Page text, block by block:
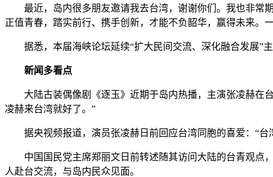
最近，岛内很多朋友邀请我去台湾，谢谢你们。我也非常期
正值青春，踏实前行、携手创新，才能不负韶华，赢得未来。
据悉，本届海峡论坛延续“扩大民间交流、深化融合发展”主
新闻多看点
大陆古装偶像剧《逐玉》近期于岛内热播，主演张凌赫在台
凌赫来台湾就好了。”
据央视频报道，演员张凌赫日前回应台湾同胞的喜爱：“台
中国国民党主席郑丽文日前转述随其访问大陆的台青观点，
人赴台交流，与岛内民众见面。